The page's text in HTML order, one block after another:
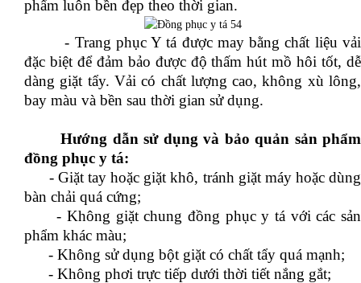
phẩm luôn bền đẹp theo thời gian.
- Trang phục Y tá được may bằng chất liệu vải
đặc biệt để đảm bảo được độ thấm hút mồ hôi tốt, dễ
dàng giặt tẩy. Vải có chất lượng cao, không xù lông,
bay màu và bền sau thời gian sử dụng.
Hướng dẫn sử dụng và bảo quản sản phẩm
đồng phục y tá:
- Giặt tay hoặc giặt khô, tránh giặt máy hoặc dùng
bàn chải quá cứng;
- Không giặt chung đồng phục y tá với các sản
phẩm khác màu;
- Không sử dụng bột giặt có chất tẩy quá mạnh;
- Không phơi trực tiếp dưới thời tiết nắng gắt;